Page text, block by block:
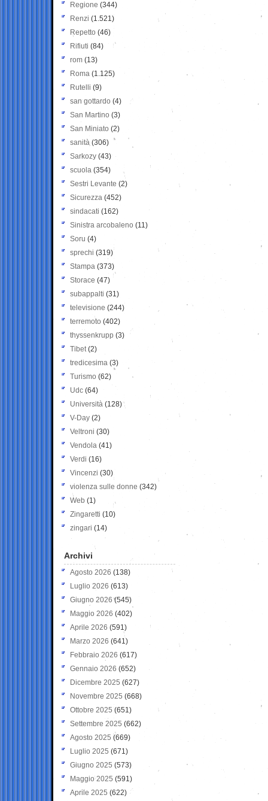
Regione (344)
Renzi (1.521)
Repetto (46)
Rifiuti (84)
rom (13)
Roma (1.125)
Rutelli (9)
san gottardo (4)
San Martino (3)
San Miniato (2)
sanità (306)
Sarkozy (43)
scuola (354)
Sestri Levante (2)
Sicurezza (452)
sindacati (162)
Sinistra arcobaleno (11)
Soru (4)
sprechi (319)
Stampa (373)
Storace (47)
subappalti (31)
televisione(244)
terremoto (402)
thyssenkrupp (3)
Tibet(2)
tredicesima (3)
Turismo (62)
Udc (64)
Università (128)
V-Day (2)
Veltroni (30)
Vendola (41)
Verdi (16)
Vincenzi (30)
violenza sulle donne (342)
Web (1)
Zingaretti (10)
zingari (14)
Archivi
Agosto 2026 (138)
Luglio 2026 (613)
Giugno 2026 (545)
Maggio 2026 (402)
Aprile 2026 (591)
Marzo 2026 (641)
Febbraio 2026 (617)
Gennaio 2026 (652)
Dicembre 2025 (627)
Novembre 2025 (668)
Ottobre 2025 (651)
Settembre 2025 (662)
Agosto 2025 (669)
Luglio 2025 (671)
Giugno 2025 (573)
Maggio 2025 (591)
Aprile 2025 (622)